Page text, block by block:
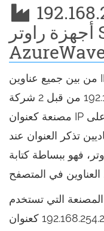
شائع مع
أجهزة راوتر Siemens &
من بين جميع عناوين IP الممكنة في نطاق الشبكة
الخاصة، تم اختيار 192.168.254.254 من قبل 2 شركة
مصنعة كعنوان IP الأكثر شيوعًا. هذا يجعل من السهل على
تذكر العنوان عند
فهو ببساطة كتابة
التي تستخدم
192.168.254.254 كعنوان IP الافتراضي هي: Siemens